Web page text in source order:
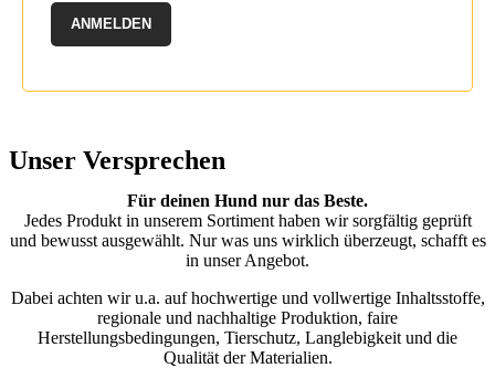
ANMELDEN
Unser Versprechen
Für deinen Hund nur das Beste.
Jedes Produkt in unserem Sortiment haben wir sorgfältig geprüft
und bewusst ausgewählt. Nur was uns wirklich überzeugt, schafft es
in unser Angebot.
Dabei achten wir u.a. auf hochwertige und vollwertige Inhaltsstoffe,
regionale und nachhaltige Produktion, faire
Herstellungsbedingungen, Tierschutz, Langlebigkeit und die
Qualität der Materialien.